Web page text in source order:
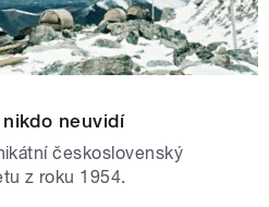
neuvidí
československý
z roku 1954.